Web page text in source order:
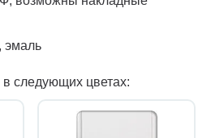
эмаль
следующих цветах: